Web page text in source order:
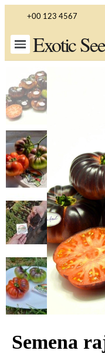
+00 123 4567
Exotic
Semena